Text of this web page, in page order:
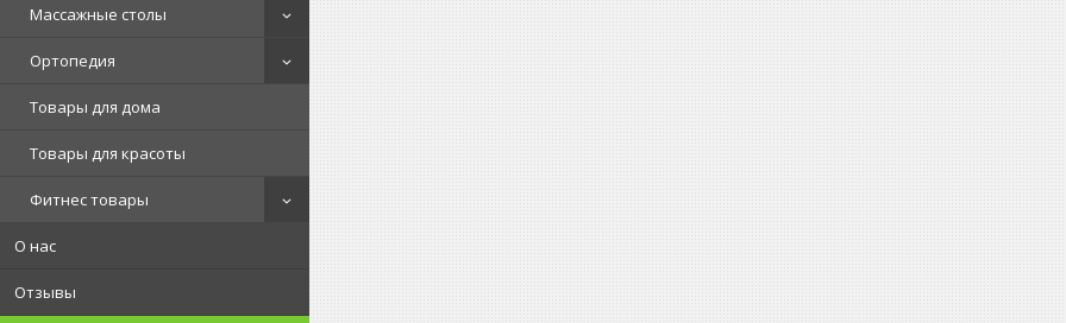
Массажные столы
Ортопедия
Товары для дома
Товары для красоты
Фитнес товары
О нас
Отзывы